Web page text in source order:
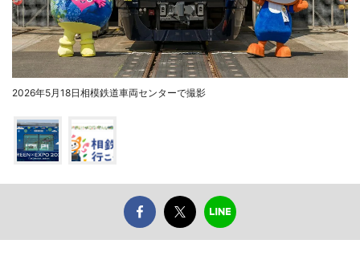
2026年5月18日相模鉄道車両センターで撮影